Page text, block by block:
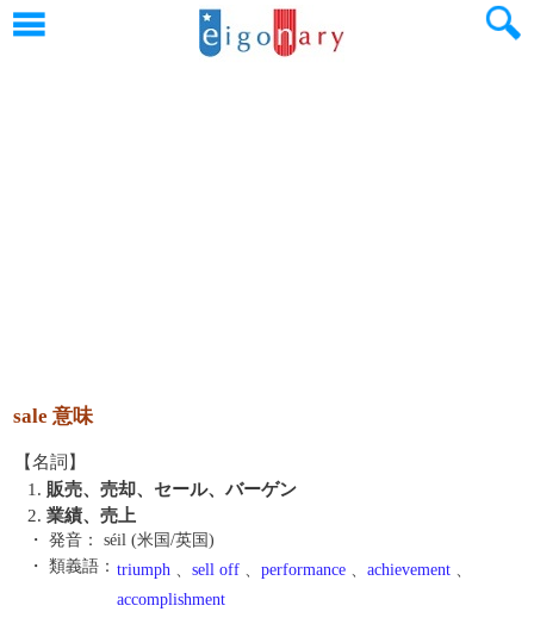
sale 意味
【名詞】
1. 販売、売却、セール、バーゲン
2. 業績、売上
・ 発音：
séil (米国/英国)
・ 類義語： triumph 、 sell off 、 performance 、 achievement 、
accomplishment